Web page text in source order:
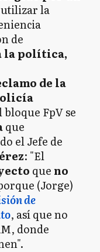
utilizar la
de
la política,
de la
FpV se
que
el Jefe de
: "El
que no
(Jorge)
de
, así que no
donde